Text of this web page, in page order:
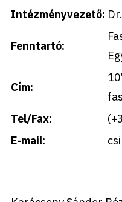
Intézményvezető:
Fenntartó:
Cím:
Tel/Fax:
E-mail: